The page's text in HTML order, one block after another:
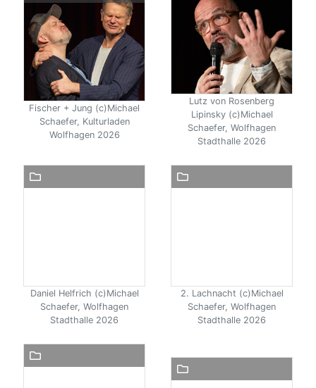
Fischer + Jung (c)Michael
Schaefer, Kulturladen
Wolfhagen 2026
Lutz von Rosenberg
Lipinsky (c)Michael
Schaefer, Wolfhagen
Stadthalle 2026
Daniel Helfrich (c)Michael
Schaefer, Wolfhagen
Stadthalle 2026
2. Lachnacht (c)Michael
Schaefer, Wolfhagen
Stadthalle 2026